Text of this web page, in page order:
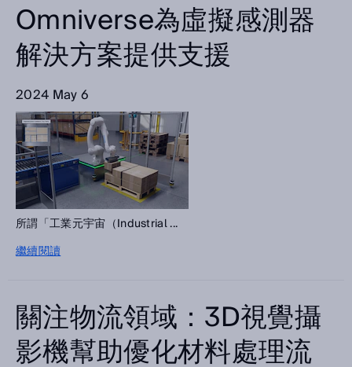
Omniverse為虛擬感測器
解決方案提供支援
2024 May 6
所謂「工業元宇宙（Industrial ...
繼續閱讀
關注物流領域：3D視覺攝
影機幫助優化材料處理流